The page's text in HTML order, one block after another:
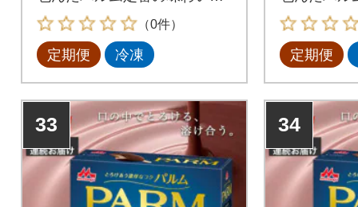
す。
（0件）
定期便 冷凍
リーム。
定期便
33 34